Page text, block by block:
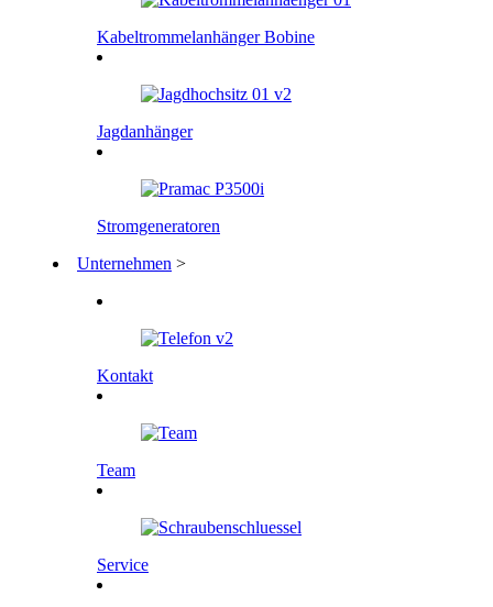
Kabeltrommelanhänger Bobine
Jagdanhänger
Stromgeneratoren
Unternehmen >
Kontakt
Team
Service